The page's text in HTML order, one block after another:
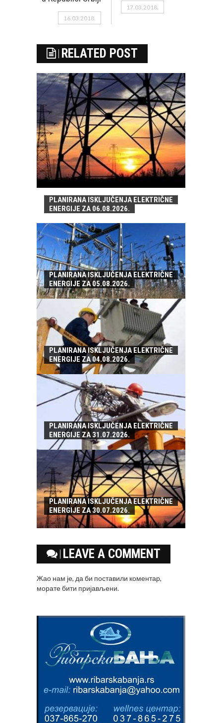
16.03.2018.
17.03.2018.
RELATED POST
PLANIRANA ISKLJUČENJA ELEKTRIČNE
ENERGIJE ZA 06.08.2026.
PLANIRANA ISKLJUČENJA ELEKTRIČNE
ENERGIJE ZA 05.08.2026.
PLANIRANA ISKLJUČENJA ELEKTRIČNE
ENERGIJE ZA 04.08.2026.
PLANIRANA ISKLJUČENJA ELEKTRIČNE
ENERGIJE ZA 31.07.2026.
PLANIRANA ISKLJUČENJA ELEKTRIČNE
ENERGIJE ZA 30.07.2026.
LEAVE A COMMENT
Жао нам је, да би поставили коментар,
моратебити пријављени.